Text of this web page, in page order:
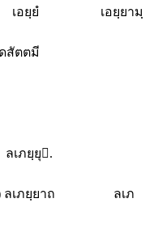
อยฺยํ เอยฺยามฺ
ดสัตตมี
ปทํ
พหุ.
) ลเภยฺยุ.
ลเภยฺยาถ ลเภ